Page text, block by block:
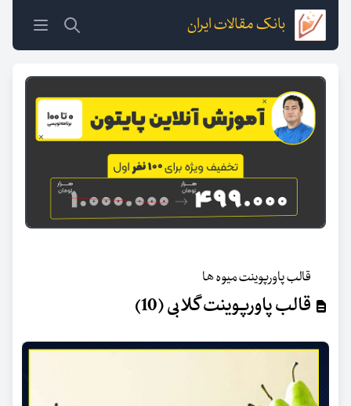
بانک مقالات ایران
قالب پاورپوینت میوه ها
قالب پاورپوینت گلابی (10)